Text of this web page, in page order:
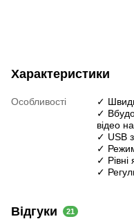
Характеристики
Особливості
✓
✓
відео
✓ USB
✓
✓ Рівні
✓
Відгуки 21